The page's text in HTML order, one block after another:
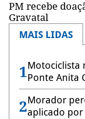
PM recebe
Gravatal
MAIS LIDAS
1Motociclista
Ponte Anita
2Morador
aplicado